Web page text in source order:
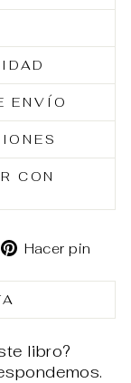
ENVÍO
CON
Hacer pin
libro?